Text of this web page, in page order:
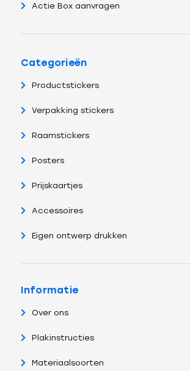
Actie Box aanvragen
Categorieën
Productstickers
Verpakking stickers
Raamstickers
Posters
Prijskaartjes
Accessoires
Eigen ontwerp drukken
Informatie
Over ons
Plakinstructies
Materiaalsoorten